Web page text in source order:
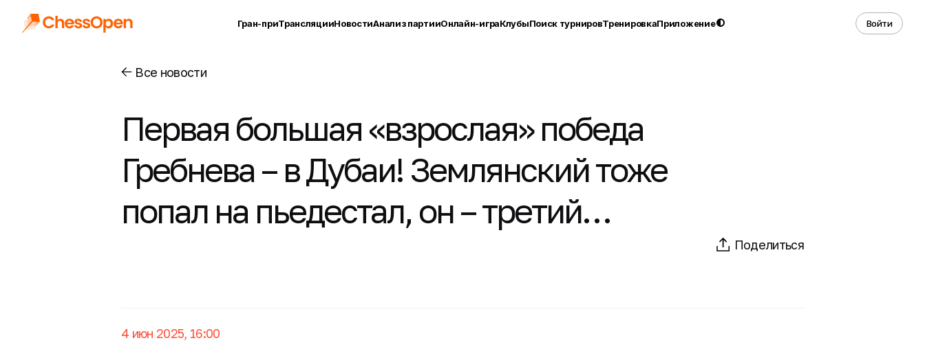
Гран-приТрансляцииНовостиАнализ партииОнлайн-играКлубыПоиск турнировТренировкаПриложение Войти
Все новости
Первая большая «взрослая» победа
Гребнева – в Дубаи! Землянский тоже
попал на пьедестал, он – третий…
Поделиться
4 июн 2025, 16:00